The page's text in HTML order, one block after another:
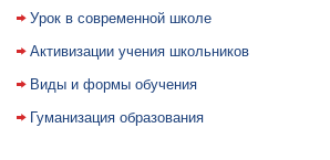
Уpок в совpеменной школе
Активизации учения школьников
Виды и формы обучения
Гуманизация образования